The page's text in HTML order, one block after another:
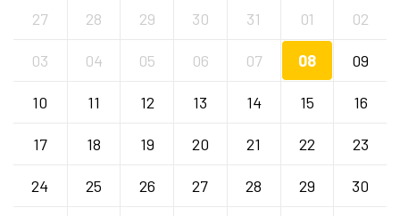
27 28 29 30 31 01 02
03 04 05 06 07 08 09
10 11 12 13 14 15 16
17 18 19 20 21 22 23
24 25 26 27 28 29 30